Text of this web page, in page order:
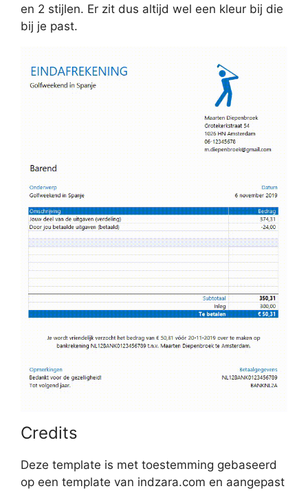
en 2 stijlen. Er zit dus altijd wel een kleur bij die
bij je past.
Credits
Deze template is met toestemming gebaseerd
op een template van indzara.com en aangepast